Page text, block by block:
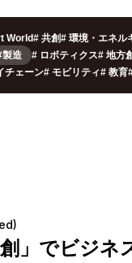
World# 共創# 環境・エネル
製造 # ロボティクス# 地方
チェーン# モビリティ# 教育
創」でビジネ